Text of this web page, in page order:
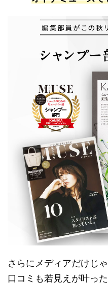
さらにメディアだけじゃ
口コミも若見えが叶っ